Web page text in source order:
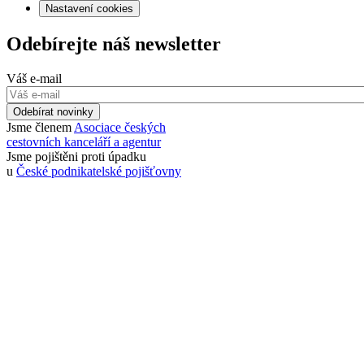
Nastavení cookies
Odebírejte náš newsletter
Váš e-mail
Odebírat novinky
Jsme členem Asociace českých
cestovních kanceláří a agentur
Jsme pojištěni proti úpadku
u České podnikatelské pojišťovny